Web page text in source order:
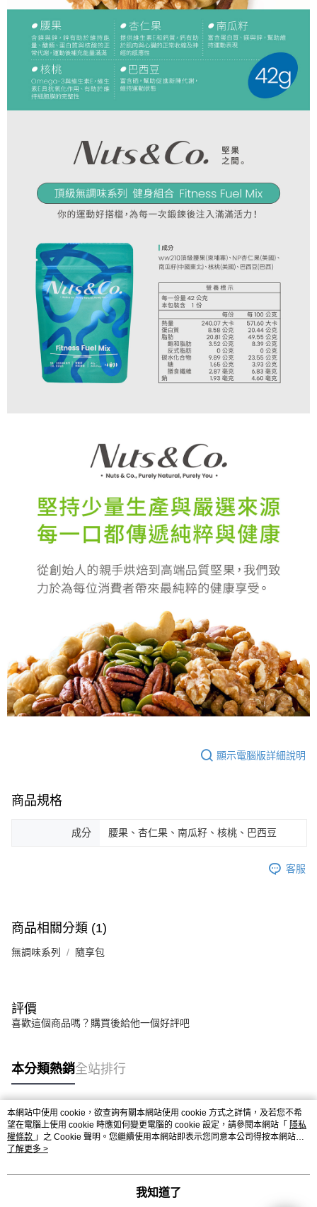
顯示電腦版詳細說明
商品規格
成分 腰果、杏仁果、南瓜籽、核桃、巴西豆
客服
商品相關分類 (1)
無調味系列 隨享包
評價
喜歡這個商品嗎？購買後給他一個好評吧
本分類熱銷全站排行
熱門標籤
本網站中使用 cookie，欲查詢有關本網站使用 cookie 方式之詳情，及若您不希
望在電腦上使用 cookie 時應如何變更電腦的 cookie 設定，請參閱本網站「 隱私
權條款 」之 Cookie 聲明。您繼續使用本網站即表示您同意本公司得按本網站使
用條款之 Cookie 聲明使用 cookie。
了解更多 >
我知道了